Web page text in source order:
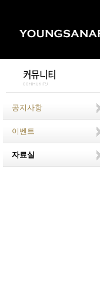
공지사항
이벤트
자료실